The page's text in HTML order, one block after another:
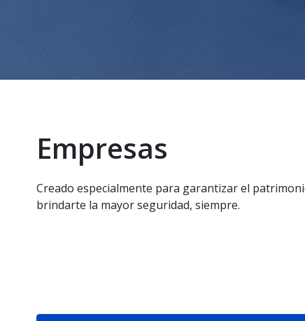
Empresas
Creado especialmente para garantizar el
brindarte la mayor seguridad, siempre.